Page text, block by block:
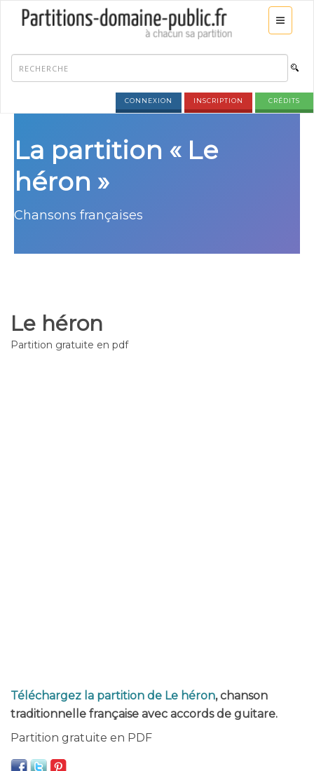
CONNEXION INSCRIPTION CRÉDITS
La partition « Le
héron »
Chansons françaises
Le héron
Partition gratuite en pdf
Téléchargez la partition de Le héron, chanson
traditionnelle française avec accords de guitare.
Partition gratuite en PDF